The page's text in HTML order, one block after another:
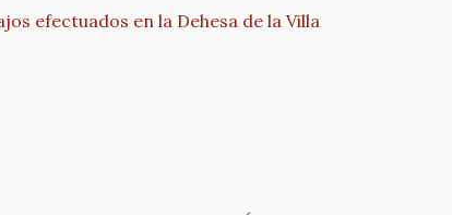
efectuados en la Dehesa de la Villa